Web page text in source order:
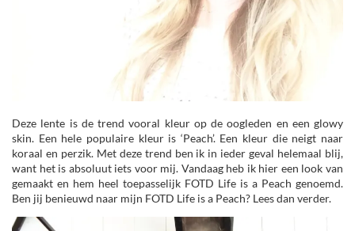
Deze lente is de trend vooral kleur op de oogleden en een glowy
skin. Een hele populaire kleur is ‘Peach’. Een kleur die neigt naar
koraal en perzik. Met deze trend ben ik in ieder geval helemaal blij,
want het is absoluut iets voor mij. Vandaag heb ik hier een look van
gemaakt en hem heel toepasselijk FOTD Life is a Peach genoemd.
Ben jij benieuwd naar mijn FOTD Life is a Peach? Lees dan verder.